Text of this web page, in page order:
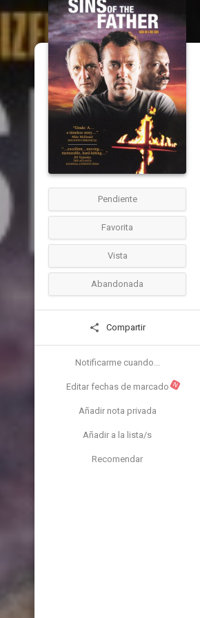
Pendiente
Favorita
Vista
Abandonada
Compartir
Notificarme cuando...
Editar fechas de marcado N
Añadir nota privada
Añadir a la lista/s
Recomendar